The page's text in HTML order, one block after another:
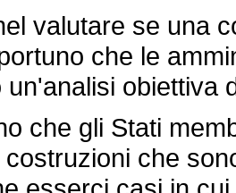
valutare se una
che le
un'analisi obiettiva
che gli Stati
che